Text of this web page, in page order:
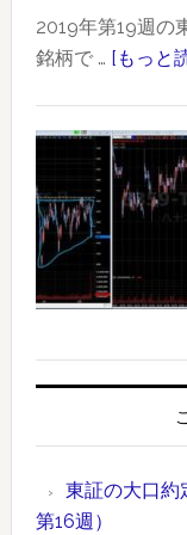
2019年第19週の
銘柄で … [もっと
東証の大口約
第16週）